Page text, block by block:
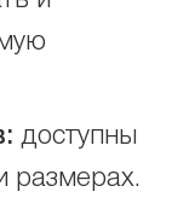
: доступны
размерах.